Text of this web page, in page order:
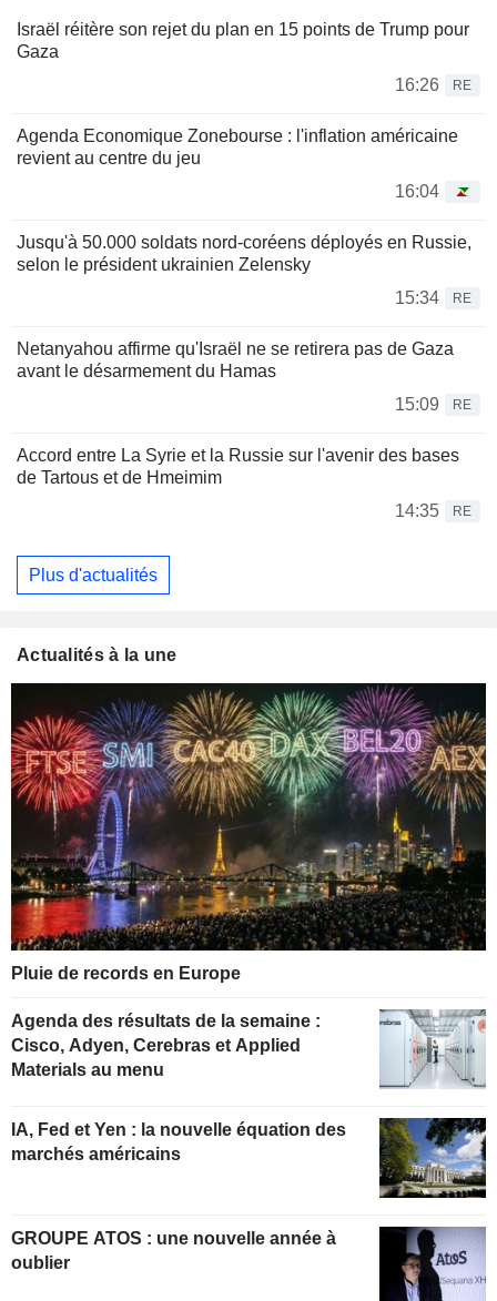
Israël réitère son rejet du plan en 15 points de Trump pour
Gaza
16:26
RE
Agenda Economique Zonebourse : l'inflation américaine
revient au centre du jeu
16:04
Jusqu'à 50.000 soldats nord-coréens déployés en Russie,
selon le président ukrainien Zelensky
15:34
RE
Netanyahou affirme qu'Israël ne se retirera pas de Gaza
avant le désarmement du Hamas
15:09
RE
Accord entre La Syrie et la Russie sur l'avenir des bases
de Tartous et de Hmeimim
14:35
RE
Plus d'actualités
Actualités à la une
Pluie de records en Europe
Agenda des résultats de la semaine :
Cisco, Adyen, Cerebras et Applied
Materials au menu
IA, Fed et Yen : la nouvelle équation des
marchés américains
GROUPE ATOS : une nouvelle année à
oublier